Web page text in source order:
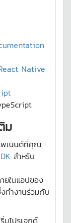
Native
ม
พเนนต์ที่คุณ
สำหรับ
ยในแอปของ
ทำงานร่วมกับ
มโปรเจกต์